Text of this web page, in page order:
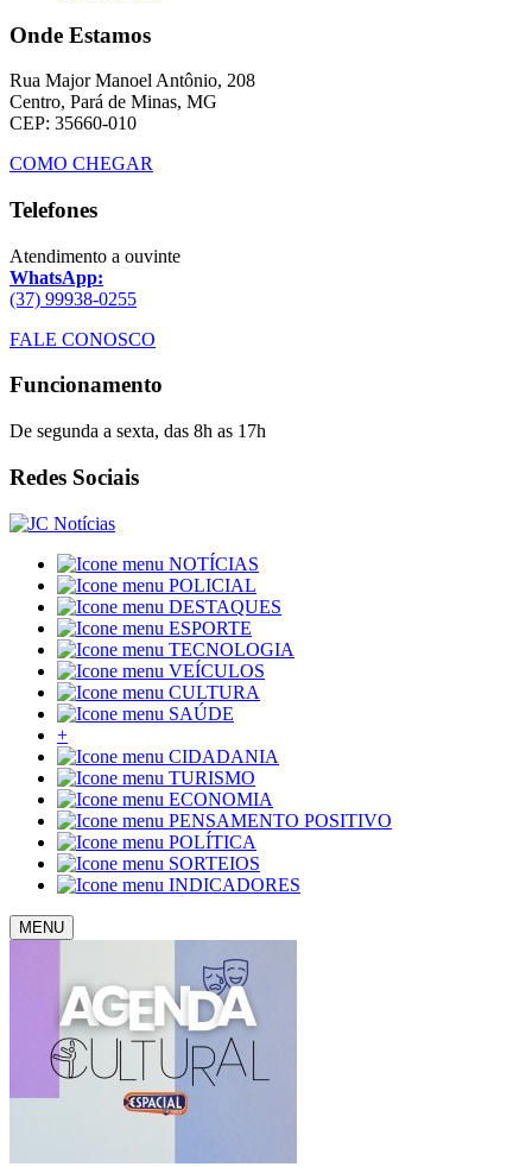
Onde Estamos
Rua Major Manoel Antônio, 208
Centro, Pará de Minas, MG
CEP: 35660-010
COMO CHEGAR
Telefones
Atendimento a ouvinte
WhatsApp:
(37) 99938-0255
FALE CONOSCO
Funcionamento
De segunda a sexta, das 8h as 17h
Redes Sociais
NOTÍCIAS
POLICIAL
DESTAQUES
ESPORTE
TECNOLOGIA
VEÍCULOS
CULTURA
SAÚDE
+
CIDADANIA
TURISMO
ECONOMIA
PENSAMENTO POSITIVO
POLÍTICA
SORTEIOS
INDICADORES
MENU